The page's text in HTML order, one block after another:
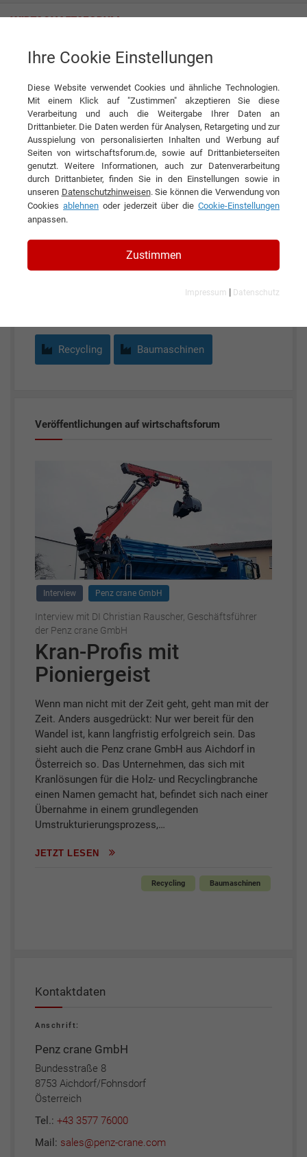
Penz crane GmbH
KONTAKT
Penz crane GmbH
Recycling Baumaschinen
Veröffentlichungen auf wirtschaftsforum
Interview Penz crane GmbH
Interview mit DI Christian Rauscher, Geschäftsführer
der Penz crane GmbH
Kran-Profis mit
Pioniergeist
Wenn man nicht mit der Zeit geht, geht man mit der
Zeit. Anders ausgedrückt: Nur wer bereit für den
Wandel ist, kann langfristig erfolgreich sein. Das
sieht auch die Penz crane GmbH aus Aichdorf in
Österreich so. Das Unternehmen, das sich mit
Kranlösungen für die Holz- und Recyclingbranche
einen Namen gemacht hat, befindet sich nach einer
Übernahme in einem grundlegenden
Umstrukturierungsprozess,…
JETZT LESEN
Recycling Baumaschinen
Kontaktdaten
Anschrift:
Penz crane GmbH
Bundesstraße 8
8753 Aichdorf/Fohnsdorf
Österreich
Tel.: +43 3577 76000
Mail: sales@penz-crane.com
Ihre Cookie Einstellungen
Diese Website verwendet Cookies und ähnliche Technologien.
Mit einem Klick auf "Zustimmen" akzeptieren Sie diese
Verarbeitung und auch die Weitergabe Ihrer Daten an
Drittanbieter. Die Daten werden für Analysen, Retargeting und zur
Ausspielung von personalisierten Inhalten und Werbung auf
Seiten von wirtschaftsforum.de, sowie auf Drittanbieterseiten
genutzt. Weitere Informationen, auch zur Datenverarbeitung
durch Drittanbieter, finden Sie in den Einstellungen sowie in
unseren Datenschutzhinweisen. Sie können die Verwendung von
Cookies ablehnen oder jederzeit über die Cookie-Einstellungen
anpassen.
Zustimmen
Impressum | Datenschutz